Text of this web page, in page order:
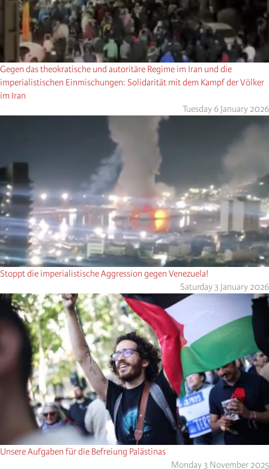
Gegen das theokratische und autoritäre Regime im Iran und die
imperialistischen Einmischungen: Solidarität mit dem Kampf der Völker
im Iran
Tuesday 6 January 2026
Stoppt die imperialistische Aggression gegen Venezuela!
Saturday 3 January 2026
Unsere Aufgaben für die Befreiung Palästinas
Monday 3 November 2025